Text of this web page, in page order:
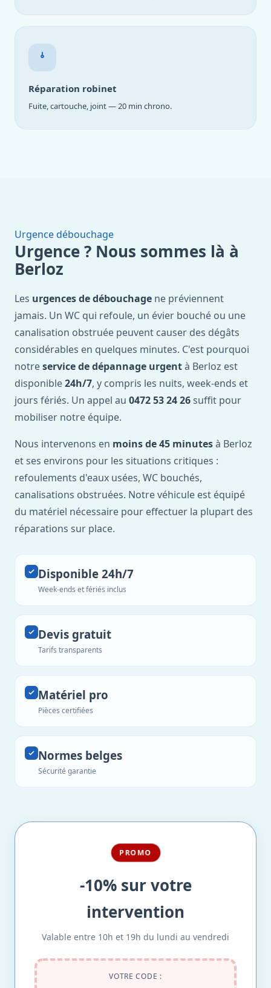
Réparation robinet
Fuite, cartouche, joint — 20 min chrono.
Urgence débouchage
Urgence ? Nous sommes là à
Berloz
Les urgences de débouchage ne préviennent
jamais. Un WC qui refoule, un évier bouché ou une
canalisation obstruée peuvent causer des dégâts
considérables en quelques minutes. C'est pourquoi
notreservice de dépannage urgentà Berloz est
disponible24h/7, y compris les nuits, week-ends et
jours fériés. Un appel au 0472 53 24 26 suffit pour
mobiliser notre équipe.
Nous intervenons en moins de 45 minutesà Berloz
et ses environs pour les situations critiques :
refoulements d'eaux usées, WC bouchés,
canalisations obstruées. Notre véhicule est équipé
du matériel nécessaire pour effectuer la plupart des
réparations sur place.
Disponible 24h/7
Week-ends et fériés inclus
Devis gratuit
Tarifs transparents
Matériel pro
Pièces certifiées
Normes belges
Sécurité garantie
PROMO
-10% sur votre
intervention
Valable entre 10h et 19h du lundi au vendredi
VOTRE CODE :